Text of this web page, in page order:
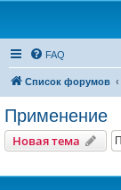
FAQ
Список форумов
Применение
Новая тема